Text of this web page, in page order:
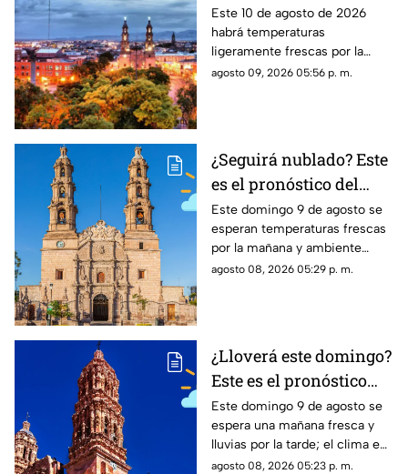
pronóstico del clima en
Aguascalientes hoy 10
de agosto
Este 10 de agosto de 2026
habrá temperaturas
ligeramente frescas por la
mañana y calor en el día; el
agosto 09, 2026 05:56 p. m.
¿Seguirá nublado? Este
es el pronóstico del
clima en
Aguascalientes HOY
domingo 9 de agosto
Este domingo 9 de agosto se
esperan temperaturas frescas
por la mañana y ambiente
cálido por la tarde; el clima en
agosto 08, 2026 05:29 p. m.
¿Lloverá este domingo?
Este es el pronóstico
del clima en Zacatecas
HOY domingo 9 de
agosto
Este domingo 9 de agosto se
espera una mañana fresca y
lluvias por la tarde; el clima en
Zacatecas hoy tendrá hasta 25
agosto 08, 2026 05:23 p. m.